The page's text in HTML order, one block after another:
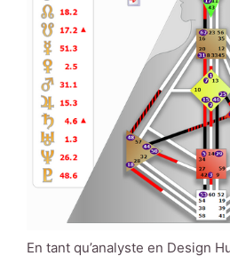
En tant qu’analyste en Design